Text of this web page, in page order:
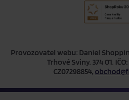
Provozovatel webu: Daniel
Trhové Sviny, 374 01,
CZ07298854,